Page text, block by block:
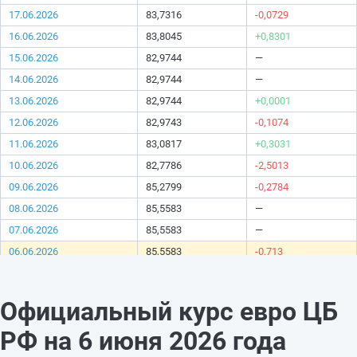
17.06.2026
83,7316
-0,0729
16.06.2026
83,8045
+0,8301
15.06.2026
82,9744
—
14.06.2026
82,9744
—
13.06.2026
82,9744
+0,0001
12.06.2026
82,9743
-0,1074
11.06.2026
83,0817
+0,3031
10.06.2026
82,7786
-2,5013
09.06.2026
85,2799
-0,2784
08.06.2026
85,5583
—
07.06.2026
85,5583
—
06.06.2026
85,5583
-0,713
03.06.2026
84,6097
-1,6403
02.06.2026
86,25
+3,613
Официальный курс евро ЦБ
РФ на 6 июня 2026 года